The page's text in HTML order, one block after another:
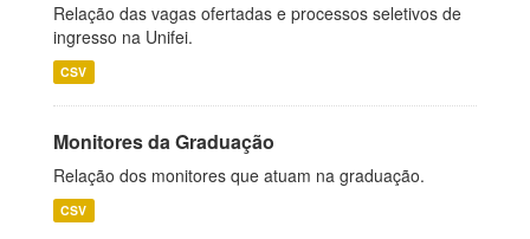
Relação das vagas ofertadas e processos seletivos de
ingresso na Unifei.
CSV
Monitores da Graduação
Relação dos monitores que atuam na graduação.
CSV